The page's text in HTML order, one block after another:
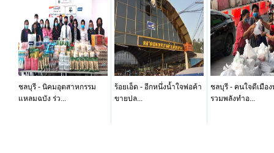
ชลบุรี - นิคมอุตสาหกรรม
แหลมฉบัง ร่ว...
ร้อยเอ็ด - อีกหนึ่งน้ำใจพ่อค้า
ขายปล...
ชลบุรี - คนใจดีเมือ
รวมพลังทำอ...